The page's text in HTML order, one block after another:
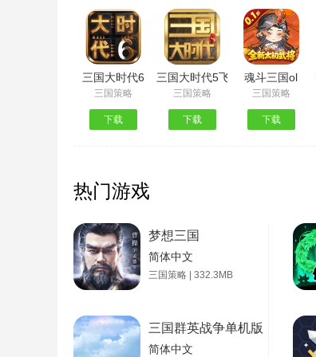
三国大时代6
三国策略
下载
三国大时代5飞龙在天
三国策略
下载
魂斗三国ol
三国策略
下载
热门游戏
梦想三国
简体中文
三国策略 | 332.3MB
三国群英战争单机版
简体中文